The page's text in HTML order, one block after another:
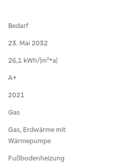
Bedarf
23. Mai 2032
26,1 kWh/(m²*a)
A+
2021
Gas
Gas, Erdwärme mit
Wärmepumpe
Fußbodenheizung